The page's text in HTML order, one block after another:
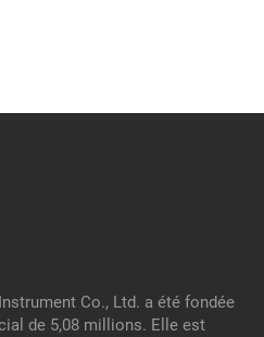
Co., Ltd. a été fondée
de 5,08 millions. Elle est